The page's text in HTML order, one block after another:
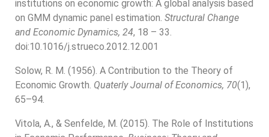
institutions on economic growth: A global analysis based
on GMM dynamic panel estimation. Structural Change
and Economic Dynamics, 24, 18 – 33.
doi:10.1016/j.strueco.2012.12.001
Solow, R. M. (1956). A Contribution to the Theory of
Economic Growth. Quaterly Journal of Economics, 70(1),
65–94.
Vitola, A., & Senfelde, M. (2015). The Role of Institutions